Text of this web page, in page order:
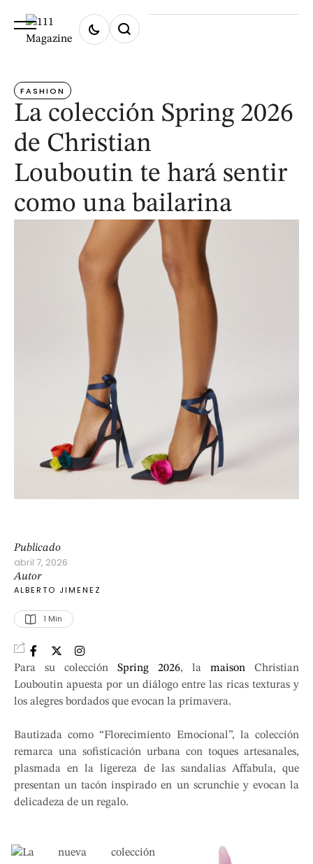
Home / fashion
FASHION
La colección Spring 2026
de Christian
Louboutin te hará sentir
como una bailarina
Publicado
abril 7, 2026
Autor
ALBERTO JIMENEZ
1 Min
Para su colección Spring 2026, la maison Christian
Louboutin apuesta por un diálogo entre las ricas texturas y
los alegres bordados que evocan la primavera.
Bautizada como “Florecimiento Emocional”, la colección
remarca una sofisticación urbana con toques artesanales,
plasmada en la ligereza de las sandalias Affabula, que
presentan un tacón inspirado en un scrunchie y evocan la
delicadeza de un regalo.